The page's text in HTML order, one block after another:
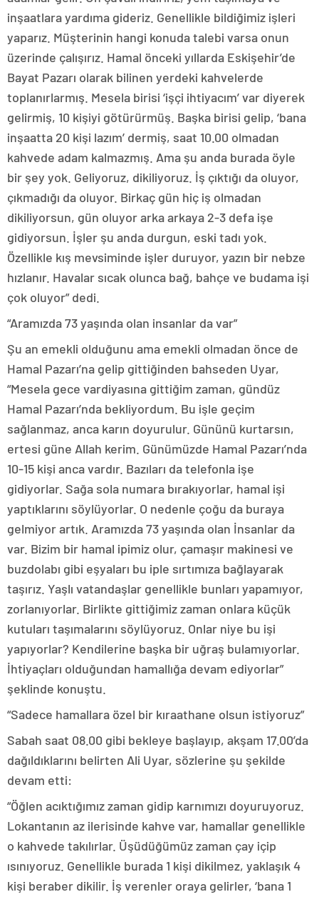
inşaatlara yardıma gideriz. Genellikle bildiğimiz işleri
yaparız. Müşterinin hangi konuda talebi varsa onun
üzerinde çalışırız. Hamal önceki yıllarda Eskişehir’de
Bayat Pazarı olarak bilinen yerdeki kahvelerde
toplanırlarmış. Mesela birisi ‘işçi ihtiyacım’ var diyerek
gelirmiş, 10 kişiyi götürürmüş. Başka birisi gelip, ‘bana
inşaatta 20 kişi lazım’ dermiş, saat 10.00 olmadan
kahvede adam kalmazmış. Ama şu anda burada öyle
bir şey yok. Geliyoruz, dikiliyoruz. İş çıktığı da oluyor,
çıkmadığı da oluyor. Birkaç gün hiç iş olmadan
dikiliyorsun, gün oluyor arka arkaya 2-3 defa işe
gidiyorsun. İşler şu anda durgun, eski tadı yok.
Özellikle kış mevsiminde işler duruyor, yazın bir nebze
hızlanır. Havalar sıcak olunca bağ, bahçe ve budama işi
çok oluyor” dedi.
“Aramızda 73 yaşında olan insanlar da var”
Şu an emekli olduğunu ama emekli olmadan önce de
Hamal Pazarı’na gelip gittiğinden bahseden Uyar,
“Mesela gece vardiyasına gittiğim zaman, gündüz
Hamal Pazarı’nda bekliyordum. Bu işle geçim
sağlanmaz, anca karın doyurulur. Gününü kurtarsın,
ertesi güne Allah kerim. Günümüzde Hamal Pazarı’nda
10-15 kişi anca vardır. Bazıları da telefonla işe
gidiyorlar. Sağa sola numara bırakıyorlar, hamal işi
yaptıklarını söylüyorlar. O nedenle çoğu da buraya
gelmiyor artık. Aramızda 73 yaşında olan İnsanlar da
var. Bizim bir hamal ipimiz olur, çamaşır makinesi ve
buzdolabı gibi eşyaları bu iple sırtımıza bağlayarak
taşırız. Yaşlı vatandaşlar genellikle bunları yapamıyor,
zorlanıyorlar. Birlikte gittiğimiz zaman onlara küçük
kutuları taşımalarını söylüyoruz. Onlar niye bu işi
yapıyorlar? Kendilerine başka bir uğraş bulamıyorlar.
İhtiyaçları olduğundan hamallığa devam ediyorlar”
şeklinde konuştu.
“Sadece hamallara özel bir kıraathane olsun istiyoruz”
Sabah saat 08.00 gibi bekleye başlayıp, akşam 17.00’da
dağıldıklarını belirten Ali Uyar, sözlerine şu şekilde
devam etti:
“Öğlen acıktığımız zaman gidip karnımızı doyuruyoruz.
Lokantanın az ilerisinde kahve var, hamallar genellikle
o kahvede takılırlar. Üşüdüğümüz zaman çay içip
ısınıyoruz. Genellikle burada 1 kişi dikilmez, yaklaşık 4
kişi beraber dikilir. İş verenler oraya gelirler, ‘bana 1